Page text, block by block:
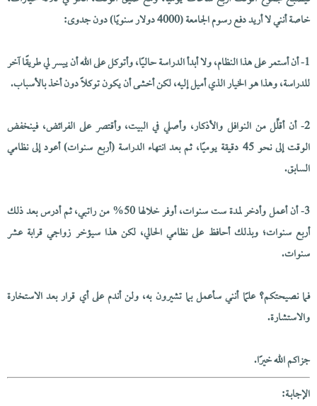
خاصة أنني لا أريد دفع رسوم الجامعة (4000 دولار سنويًا) دون جدوى:
1- أن أستمر على هذا النظام، ولا أبدأ الدراسة حاليًا، وأتوكل على الله أن ييسر لي طريقًا آخر
للدراسة، وهذا هو الخيار الذي أميل إليه، لكن أخشى أن يكون توكلًا دون أخذ بالأسباب.
2- أن أقلِّل من النوافل والأذكار، وأصلي في البيت، وأقتصر على الفرائض، فينخفض
الوقت إلى نحو 45 دقيقة يوميًا، ثم بعد انتهاء الدراسة (أربع سنوات) أعود إلى نظامي
السابق.
3- أن أعمل وأدخر لمدة ست سنوات، أوفر خلالها 50% من راتبي، ثم أدرس بعد ذلك
أربع سنوات؛ وبذلك أحافظ على نظامي الحالي، لكن هذا سيؤخر زواجي قرابة عشر
سنوات.
فما نصيحتكم؟ علمًا أنني سأعمل بما تشيرون به، ولن أندم على أي قرار بعد الاستخارة
والاستشارة.
جزاكم الله خيرًا.
الإجابــة: